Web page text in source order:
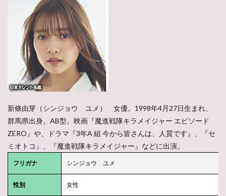
新條由芽（シンジョウ ユメ） 女優。1998年4月27日生まれ、
群馬県出身。AB型。映画『魔進戦隊キラメイジャー エピソード
ZERO』や、ドラマ『3年A 組 今から皆さんは、人質です』、『セ
ミオトコ』、『魔進戦隊キラメイジャー』などに出演。
フリガナ シンジョウ ユメ
性別 女性